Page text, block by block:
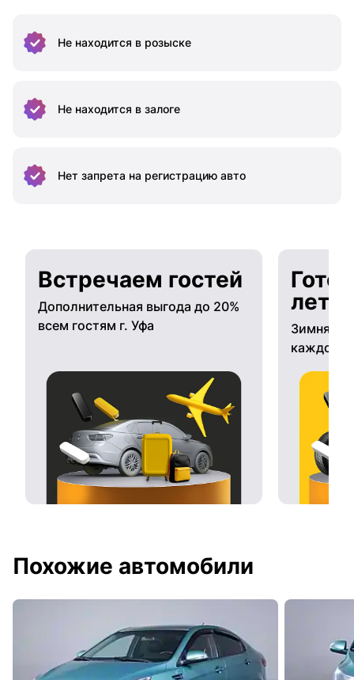
Не находится в розыске
Не находится в залоге
Нет запрета на регистрацию авто
Встречаем гостей
Дополнительная выгода до 20%
всем гостям г. Уфа
Зимняя
каждому
Похожие автомобили